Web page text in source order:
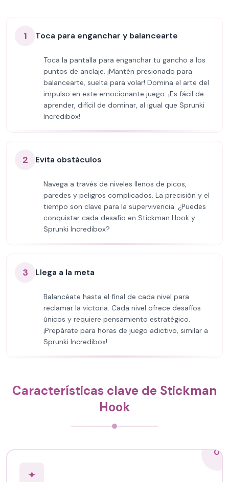
1 Toca para enganchar y balancearte
Toca la pantalla para enganchar tu gancho a los
puntos de anclaje. ¡Mantén presionado para
balancearte, suelta para volar! Domina el arte del
impulso en este emocionante juego. ¡Es fácil de
aprender, difícil de dominar, al igual que Sprunki
Incredibox!
2 Evita obstáculos
Navega a través de niveles llenos de picos,
paredes y peligros complicados. La precisión y el
tiempo son clave para la supervivencia. ¿Puedes
conquistar cada desafío en Stickman Hook y
Sprunki Incredibox?
3 Llega a la meta
Balancéate hasta el final de cada nivel para
reclamar la victoria. Cada nivel ofrece desafíos
únicos y requiere pensamiento estratégico.
¡Prepárate para horas de juego adictivo, similar a
Sprunki Incredibox!
Características clave de Stickman
Hook
01
✦